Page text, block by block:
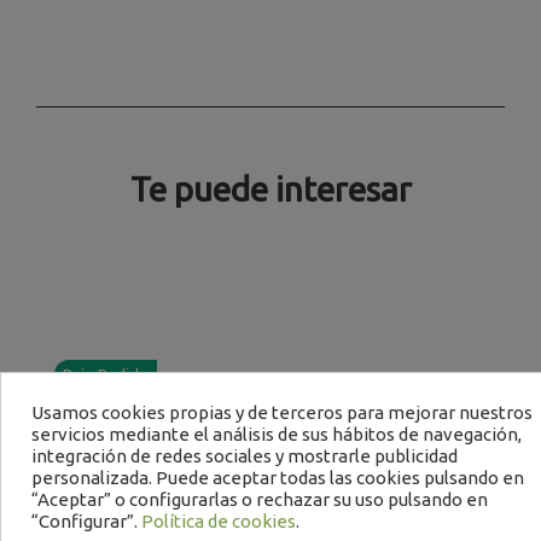
Te puede interesar
Bajo Pedido
Usamos cookies propias y de terceros para mejorar nuestros
servicios mediante el análisis de sus hábitos de navegación,
integración de redes sociales y mostrarle publicidad
personalizada. Puede aceptar todas las cookies pulsando en
“Aceptar” o configurarlas o rechazar su uso pulsando en
“Configurar”. Política de cookies.